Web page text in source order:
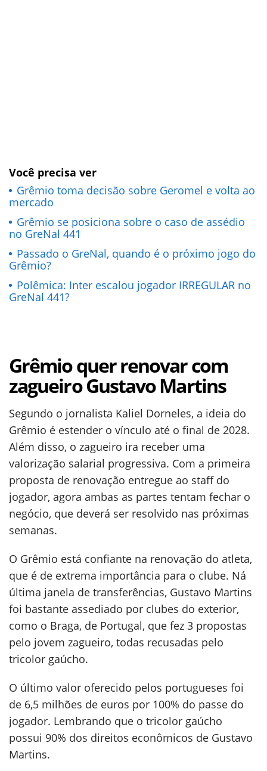
Você precisa ver
Grêmio toma decisão sobre Geromel e volta ao
mercado
Grêmio se posiciona sobre o caso de assédio
no GreNal 441
Passado o GreNal, quando é o próximo jogo do
Grêmio?
Polêmica: Inter escalou jogador IRREGULAR no
GreNal 441?
Grêmio quer renovar com
zagueiro Gustavo Martins
Segundo o jornalista Kaliel Dorneles, a ideia do
Grêmio é estender o vínculo até o final de 2028.
Além disso, o zagueiro ira receber uma
valorização salarial progressiva. Com a primeira
proposta de renovação entregue ao staff do
jogador, agora ambas as partes tentam fechar o
negócio, que deverá ser resolvido nas próximas
semanas.
O Grêmio está confiante na renovação do atleta,
que é de extrema importância para o clube. Ná
última janela de transferências, Gustavo Martins
foi bastante assediado por clubes do exterior,
como o Braga, de Portugal, que fez 3 propostas
pelo jovem zagueiro, todas recusadas pelo
tricolor gaúcho.
O último valor oferecido pelos portugueses foi
de 6,5 milhões de euros por 100% do passe do
jogador. Lembrando que o tricolor gaúcho
possui 90% dos direitos econômicos de Gustavo
Martins.